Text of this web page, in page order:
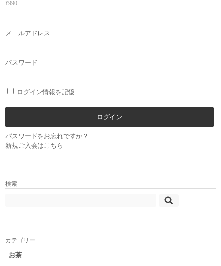
¥990
メールアドレス
パスワード
ログイン情報を記憶
パスワードをお忘れですか？
新規ご入会はこちら
検索
カテゴリー
お茶